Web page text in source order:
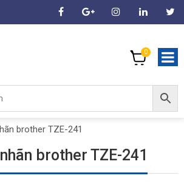
0
brother TZE-241
brother TZE-241